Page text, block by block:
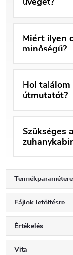
Miért ilyen
minőségű?
Hol találom
útmutatót?
Szükséges
Fájlok letöltésre
Értékelés
Vita